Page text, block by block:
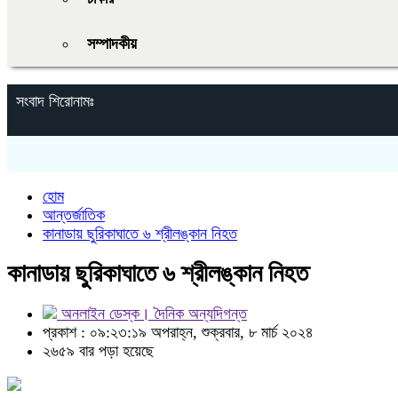
সম্পাদকীয়
সংবাদ শিরোনামঃ
হোম
আন্তর্জাতিক
কানাডায় ছুরিকাঘাতে ৬ শ্রীলঙ্কান নিহত
কানাডায় ছুরিকাঘাতে ৬ শ্রীলঙ্কান নিহত
অনলাইন ডেস্ক। দৈনিক অন্যদিগন্ত
প্রকাশ : ০৯:২৩:১৯ অপরাহ্ন, শুক্রবার, ৮ মার্চ ২০২৪
২৬৫৯ বার পড়া হয়েছে